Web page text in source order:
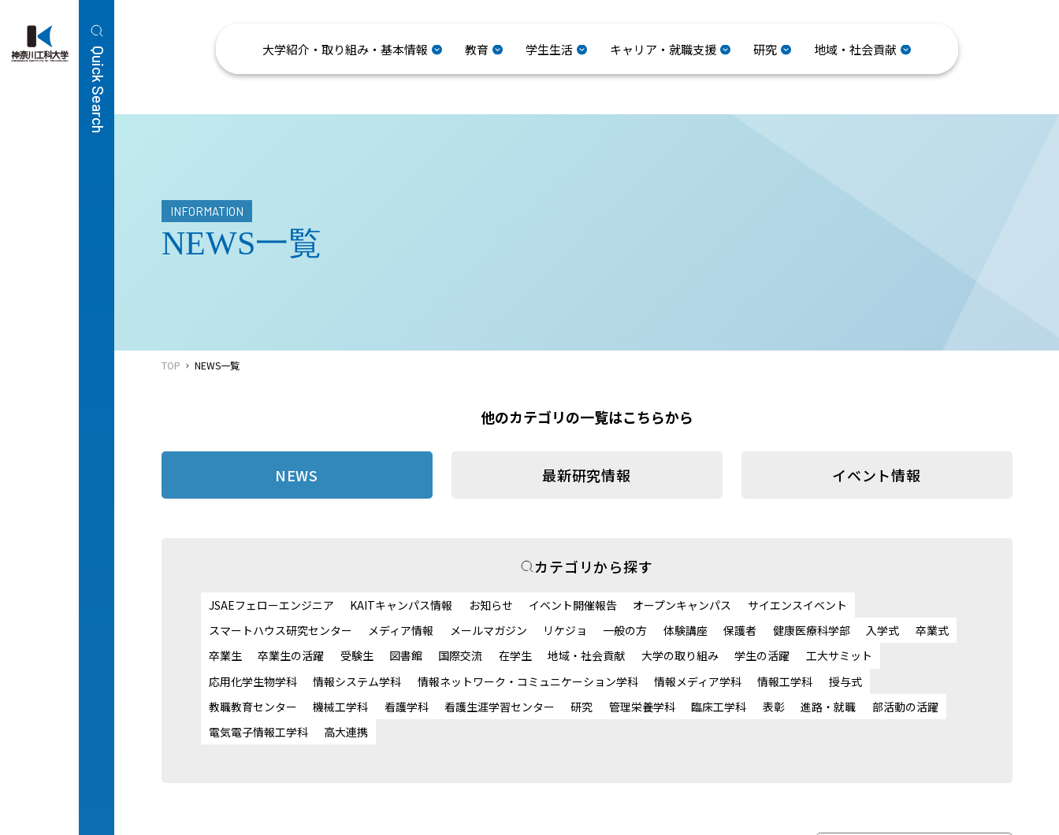
Quick Search 大学紹介・取り組み・基本情報 教育 学生生活 キャリア・就職支援 研究 地域・社会貢献
INFORMATION
NEWS一覧
TOP NEWS一覧
他のカテゴリの一覧はこちらから
NEWS 最新研究情報 イベント情報
カテゴリから探す
JSAEフェローエンジニア KAITキャンパス情報 お知らせ イベント開催報告 オープンキャンパス
サイエンスイベント
スマートハウス研究センター
メディア情報 メールマガジン リケジョ 一般の方 体験講座 保護者 健康医療科学部 入学式
卒業式
卒業生
卒業生の活躍 受験生 図書館 国際交流 在学生 地域・社会貢献 大学の取り組み 学生の活躍
工大サミット
応用化学生物学科
情報システム学科 情報ネットワーク・コミュニケーション学科 情報メディア学科 情報工学科
授与式
教職教育センター
機械工学科 看護学科 看護生涯学習センター 研究 管理栄養学科 臨床工学科 表彰 進路・就職
部活動の活躍
電気電子情報工学科
高大連携